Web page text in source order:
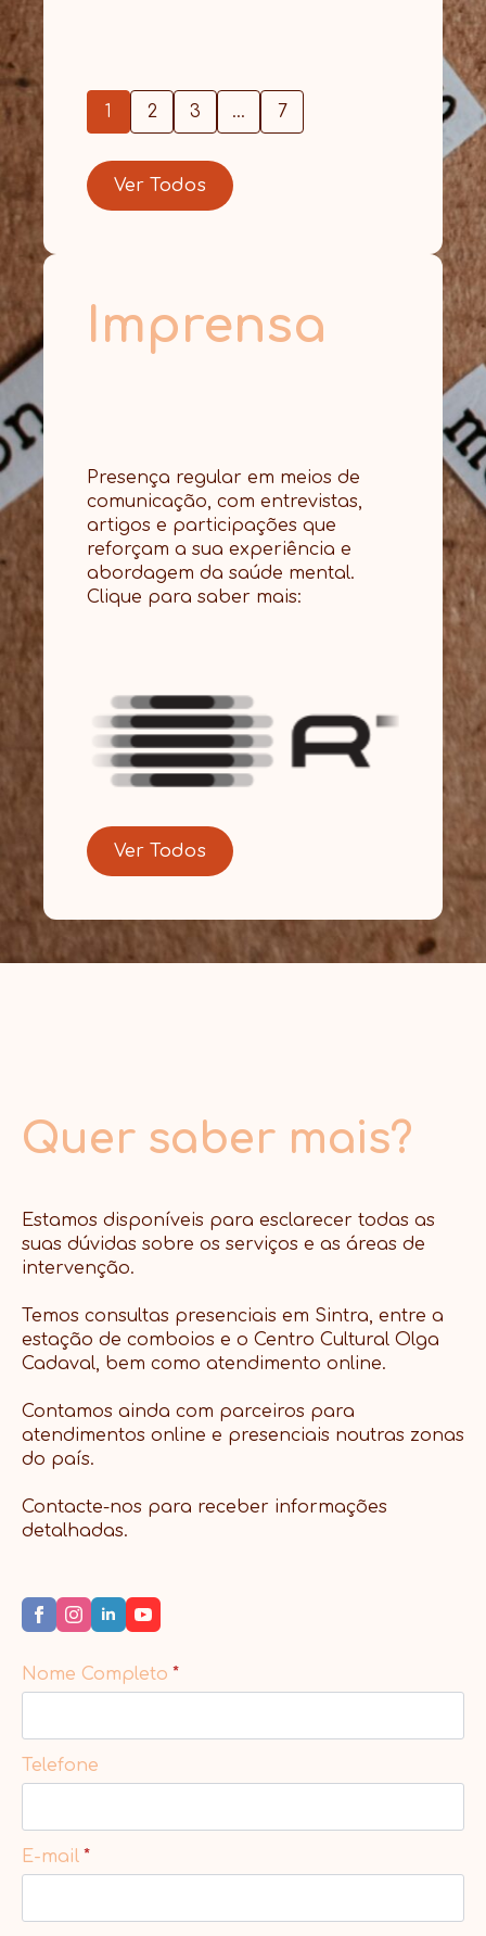
1 2 3 … 7
Ver Todos
Imprensa
Presença regular em meios de
comunicação, com entrevistas,
artigos e participações que
reforçam a sua experiência e
abordagem da saúde mental.
Clique para saber mais:
Ver Todos
Quer saber mais?
Estamos disponíveis para esclarecer todas as
suas dúvidas sobre os serviços e as áreas de
intervenção.
Temos consultas presenciais em Sintra, entre a
estação de comboios e o Centro Cultural Olga
Cadaval, bem como atendimento online.
Contamos ainda com parceiros para
atendimentos online e presenciais noutras zonas
do país.
Contacte-nos para receber informações
detalhadas.
Nome Completo *
Telefone
E-mail *